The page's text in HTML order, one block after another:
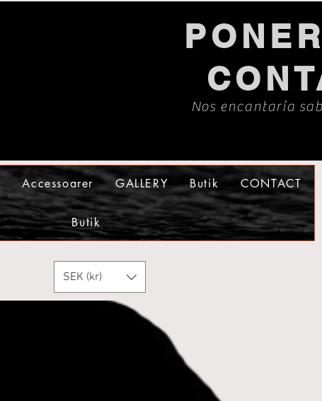
Nos encantaría
Accessoarer GALLERY Butik CONTACT
Butik
SEK (kr)